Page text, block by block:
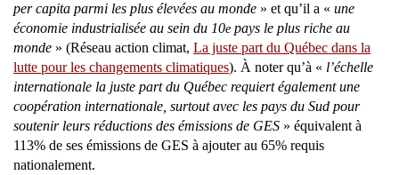
per capita parmi les plus élevées au monde » et qu’il a « une
économie industrialisée au sein du 10e pays le plus riche au
monde » (Réseau action climat, La juste part du Québec dans la
lutte pour les changements climatiques). À noter qu’à « l’échelle
internationale la juste part du Québec requiert également une
coopération internationale, surtout avec les pays du Sud pour
soutenir leurs réductions des émissions de GES » équivalent à
113% de ses émissions de GES à ajouter au 65% requis
nationalement.